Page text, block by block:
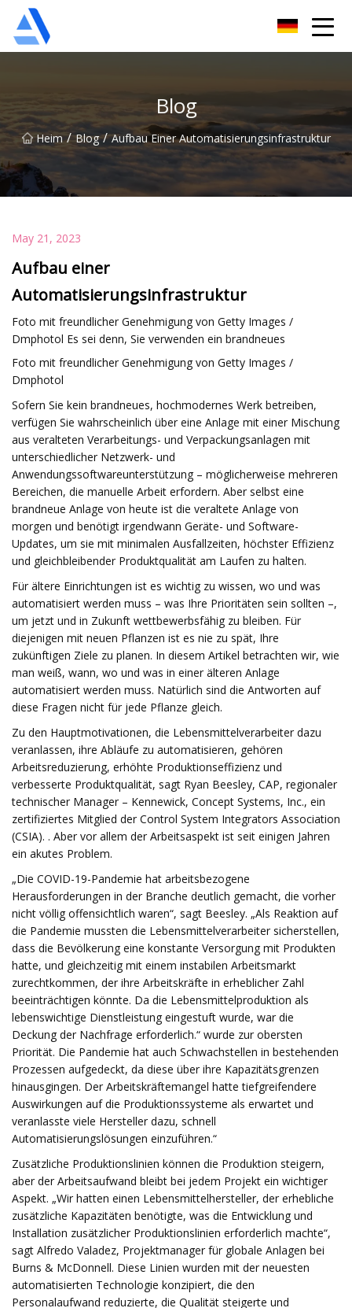
Blog
Heim / Blog / Aufbau Einer Automatisierungsinfrastruktur
May 21, 2023
Aufbau einer
Automatisierungsinfrastruktur
Foto mit freundlicher Genehmigung von Getty Images /
Dmphotol Es sei denn, Sie verwenden ein brandneues
Foto mit freundlicher Genehmigung von Getty Images /
Dmphotol
Sofern Sie kein brandneues, hochmodernes Werk betreiben,
verfügen Sie wahrscheinlich über eine Anlage mit einer Mischung
aus veralteten Verarbeitungs- und Verpackungsanlagen mit
unterschiedlicher Netzwerk- und
Anwendungssoftwareunterstützung – möglicherweise mehreren
Bereichen, die manuelle Arbeit erfordern. Aber selbst eine
brandneue Anlage von heute ist die veraltete Anlage von
morgen und benötigt irgendwann Geräte- und Software-
Updates, um sie mit minimalen Ausfallzeiten, höchster Effizienz
und gleichbleibender Produktqualität am Laufen zu halten.
Für ältere Einrichtungen ist es wichtig zu wissen, wo und was
automatisiert werden muss – was Ihre Prioritäten sein sollten –,
um jetzt und in Zukunft wettbewerbsfähig zu bleiben. Für
diejenigen mit neuen Pflanzen ist es nie zu spät, Ihre
zukünftigen Ziele zu planen. In diesem Artikel betrachten wir, wie
man weiß, wann, wo und was in einer älteren Anlage
automatisiert werden muss. Natürlich sind die Antworten auf
diese Fragen nicht für jede Pflanze gleich.
Zu den Hauptmotivationen, die Lebensmittelverarbeiter dazu
veranlassen, ihre Abläufe zu automatisieren, gehören
Arbeitsreduzierung, erhöhte Produktionseffizienz und
verbesserte Produktqualität, sagt Ryan Beesley, CAP, regionaler
technischer Manager – Kennewick, Concept Systems, Inc., ein
zertifiziertes Mitglied der Control System Integrators Association
(CSIA). . Aber vor allem der Arbeitsaspekt ist seit einigen Jahren
ein akutes Problem.
„Die COVID-19-Pandemie hat arbeitsbezogene
Herausforderungen in der Branche deutlich gemacht, die vorher
nicht völlig offensichtlich waren“, sagt Beesley. „Als Reaktion auf
die Pandemie mussten die Lebensmittelverarbeiter sicherstellen,
dass die Bevölkerung eine konstante Versorgung mit Produkten
hatte, und gleichzeitig mit einem instabilen Arbeitsmarkt
zurechtkommen, der ihre Arbeitskräfte in erheblicher Zahl
beeinträchtigen könnte. Da die Lebensmittelproduktion als
lebenswichtige Dienstleistung eingestuft wurde, war die
Deckung der Nachfrage erforderlich.“ wurde zur obersten
Priorität. Die Pandemie hat auch Schwachstellen in bestehenden
Prozessen aufgedeckt, da diese über ihre Kapazitätsgrenzen
hinausgingen. Der Arbeitskräftemangel hatte tiefgreifendere
Auswirkungen auf die Produktionssysteme als erwartet und
veranlasste viele Hersteller dazu, schnell
Automatisierungslösungen einzuführen.“
Zusätzliche Produktionslinien können die Produktion steigern,
aber der Arbeitsaufwand bleibt bei jedem Projekt ein wichtiger
Aspekt. „Wir hatten einen Lebensmittelhersteller, der erhebliche
zusätzliche Kapazitäten benötigte, was die Entwicklung und
Installation zusätzlicher Produktionslinien erforderlich machte“,
sagt Alfredo Valadez, Projektmanager für globale Anlagen bei
Burns & McDonnell. Diese Linien wurden mit der neuesten
automatisierten Technologie konzipiert, die den
Personalaufwand reduzierte, die Qualität steigerte und